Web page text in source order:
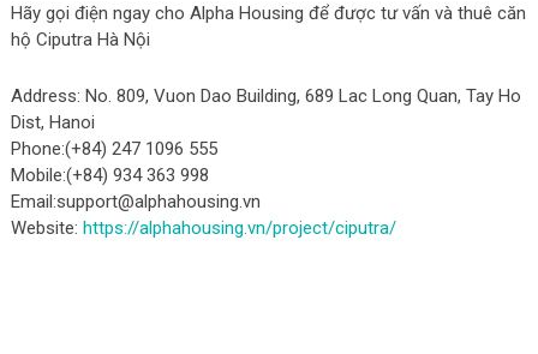
Hãy gọi điện ngay cho Alpha Housing để được tư vấn và thuê căn
hộ Ciputra Hà Nội
Address: No. 809, Vuon Dao Building, 689 Lac Long Quan, Tay Ho
Dist, Hanoi
Phone:(+84) 247 1096 555
Mobile:(+84) 934 363 998
Email:support@alphahousing.vn
Website: https://alphahousing.vn/project/ciputra/